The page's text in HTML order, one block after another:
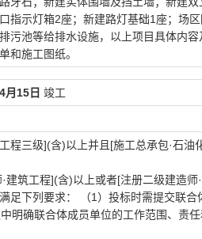
指示灯箱2座；新建路灯基础1座；场区
污池等给排水设施，以上项目具体内容
和施工图纸。
月15日 竣工
三级](含)以上并且[施工总承包·石油
筑工程](含)以上或者[注册二级建造师
下列要求： （1）投标时需提交联合
明确联合体成员单位的工作范围、责